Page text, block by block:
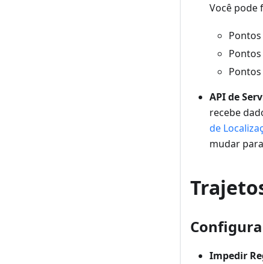
Você pode
API de
recebe
de
mudar para
Impedir